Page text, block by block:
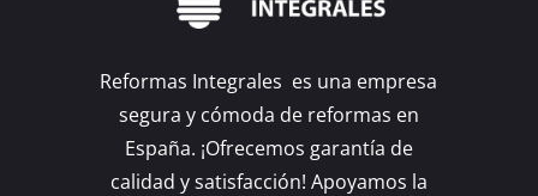
Reformas Integrales es una empresa
segura y cómoda de reformas en
España. ¡Ofrecemos garantía de
calidad y satisfacción! Apoyamos la